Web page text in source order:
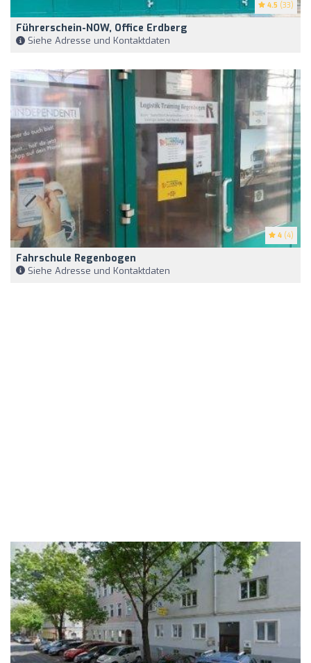
4.5 (33)
Führerschein-NOW, Office Erdberg
Siehe Adresse und Kontaktdaten
4 (4)
Fahrschule Regenbogen
Siehe Adresse und Kontaktdaten